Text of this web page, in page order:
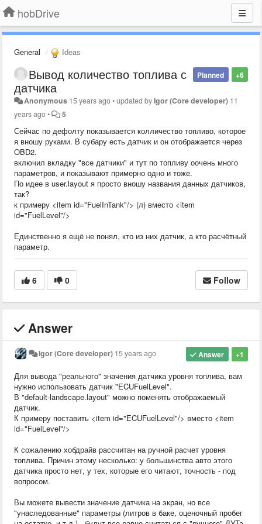
hobDrive
General Ideas
+6
Planned
Вывод количество топлива с
датчика
Anonymous 15 years ago•updated byIgor (Core developer) 11
years ago• 5
Сейчас по дефолту показывается колличество топливо, которое
я вношу руками. В субару есть датчик и он отображается через
OBD2.
включил вкладку "все датчики" и тут по топливу оочень много
параметров, и показывают примерно одно и тоже.
По идее в user.layout я просто вношу названия данных датчиков,
так?
к примеру <item id="FuelInTank"/> (л) вместо <item
id="FuelLevel"/>
Единственно я ещё не понял, кто из них датчик, а кто расчётный
параметр.
6 0 Follow
Answer
+1
Answer
Igor (Core developer) 15 years ago
Для вывода "реального" значения датчика уровня топлива, вам
нужно использовать датчик "ECUFuelLevel".
В "default-landscape.layout" можно поменять отображаемый
датчик.
К примеру поставить <item id="ECUFuelLevel"/> вместо <item
id="FuelLevel"/>
К сожалению хобдрайв рассчитан на ручной расчет уровня
топлива. Причин этому несколько: у большинства авто этого
датчика просто нет, у тех, которые его читают, точность - под
вопросом.
Вы можете вывести значение датчика на экран, но все
"унаследованные" параметры (литров в баке, оценочный пробег